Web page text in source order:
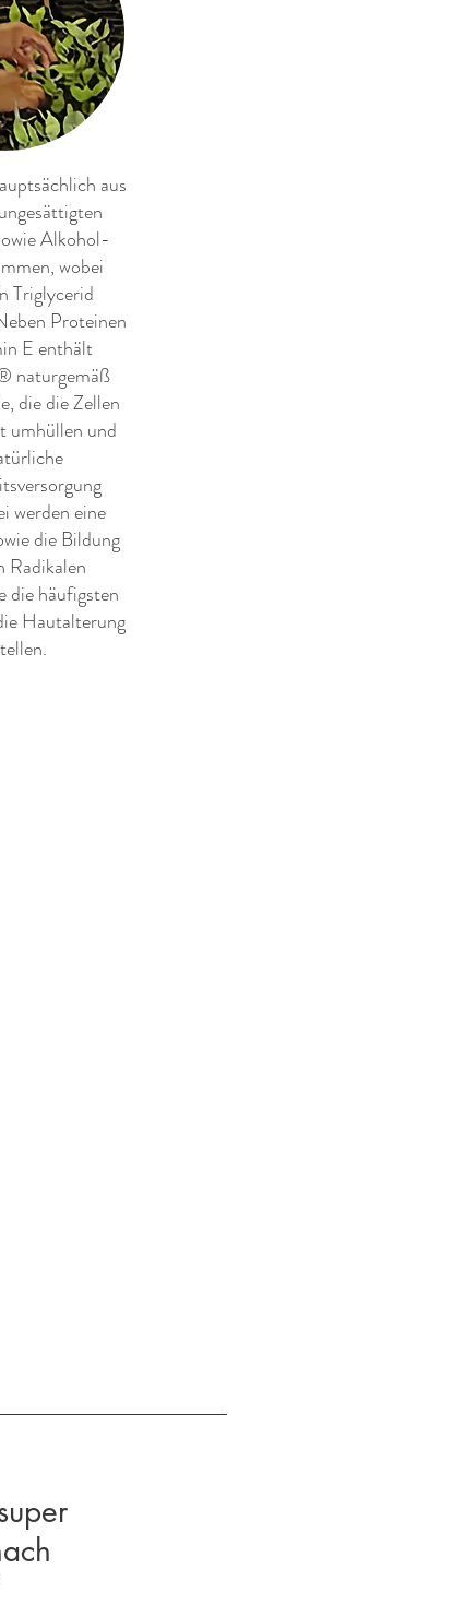
aus
Alkohol-
wobei
Triglycerid
Proteinen
E enthält
naturgemäß
die die Zellen
umhüllen und
werden eine
die Bildung
Radikalen
die häufigsten
Hautalterung